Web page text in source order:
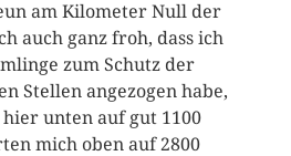
am Kilometer Null der
auch ganz froh, dass ich
zum Schutz der
Stellen angezogen habe,
hier unten auf gut 1100
mich oben auf 2800